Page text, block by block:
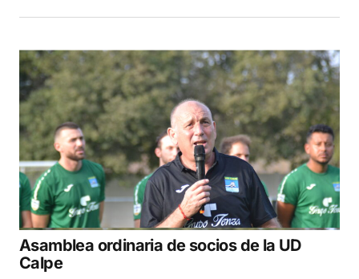
Asamblea ordinaria de socios de la UD
Calpe